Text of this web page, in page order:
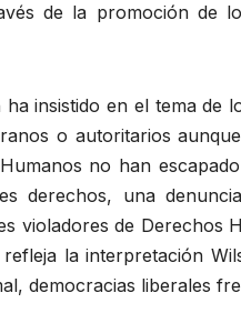
de la promoción de
insistido en el tema de
o autoritarios
no han
derechos, una
violadores de Derechos
la interpretación
democracias liberales